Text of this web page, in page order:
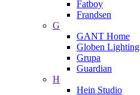
Fatboy
Frandsen
G
GANT Home
Globen Lighting
Grupa
Guardian
H
Hein Studio